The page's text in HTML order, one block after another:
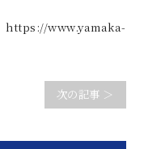
https://www.yamaka-
次の記事 ＞